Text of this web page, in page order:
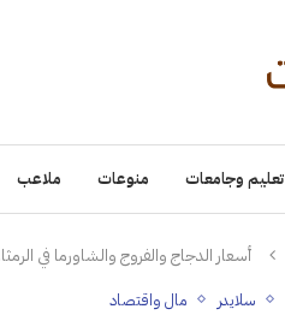
تعليم وجامعات منوعات ملاعب
أسعار الدجاج والفروج والشاورما في
سلايدر مال واقتصاد